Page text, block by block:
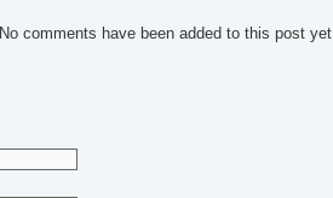
No comments have been added to this post yet.